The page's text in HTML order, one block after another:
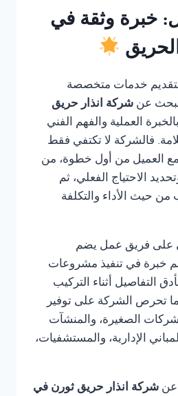
خبرة وثقة في
خدمات متخصصة
عن شركة انذار حريق
العملية والفهم الفني
فالشركة لا تكتفي فقط
مع العميل من أول خطوة، من
الاحتياج الفعلي، ثم
من حيث الأداء والتكلفة
على فريق عمل يضم
خبرة في تنفيذ مشروعات
التفاصيل أثناء التركيب
كما تحرص الشركة على توفير
الصغيرة، والمنشآت
الإدارية، والمستشفيات،
عن شركة انذار حريق ثورن في